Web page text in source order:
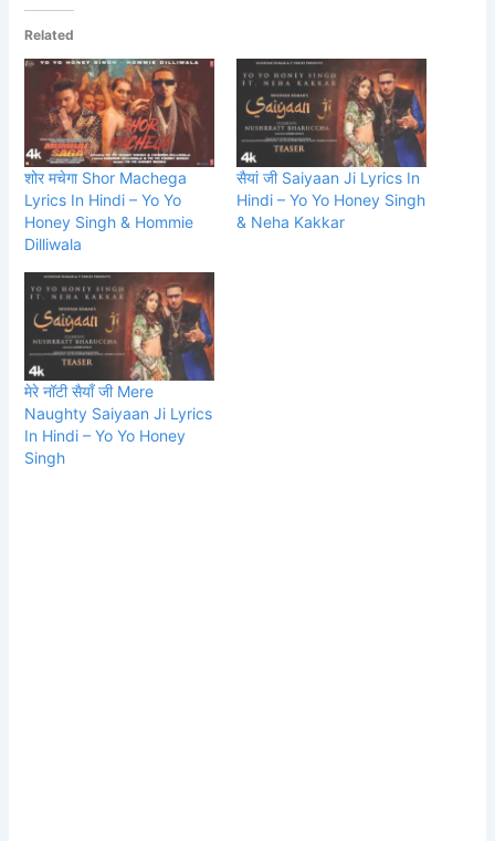
Related
शोर मचेगा Shor Machega
Lyrics In Hindi – Yo Yo
Honey Singh & Hommie
Dilliwala
सैयां जी Saiyaan Ji Lyrics In
Hindi – Yo Yo Honey Singh
& Neha Kakkar
मेरे नॉटी सैयाँ जी Mere
Naughty Saiyaan Ji Lyrics
In Hindi – Yo Yo Honey
Singh